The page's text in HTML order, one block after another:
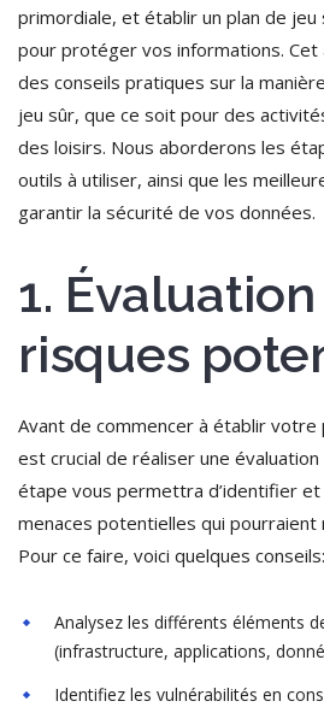
primordiale, et établir un plan de
pour protéger vos informations.
des conseils pratiques sur la
jeu sûr, que ce soit pour des
des loisirs. Nous aborderons les
outils à utiliser, ainsi que les
garantir la sécurité de vos données.
1.
risques
Avant de commencer à établir votre
est crucial de réaliser une
étape vous permettra d’identifier
menaces potentielles qui pourraient
Pour ce faire, voici quelques conseils:
Analysez les différents éléments
(infrastructure, applications,
Identifiez les vulnérabilités en